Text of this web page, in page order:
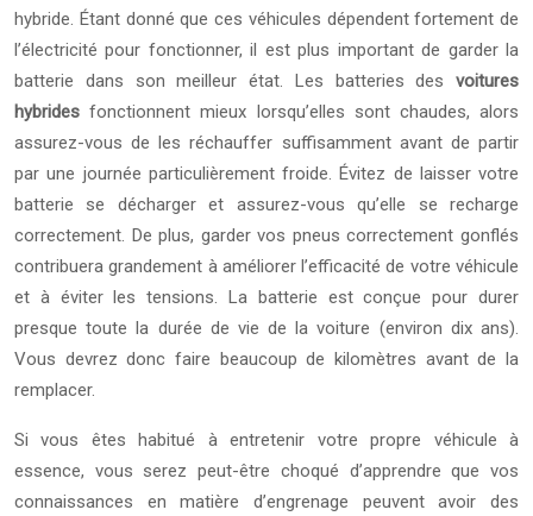
hybride. Étant donné que ces véhicules dépendent fortement de
l’électricité pour fonctionner, il est plus important de garder la
batterie dans son meilleur état. Les batteries des voitures
hybrides fonctionnent mieux lorsqu’elles sont chaudes, alors
assurez-vous de les réchauffer suffisamment avant de partir
par une journée particulièrement froide. Évitez de laisser votre
batterie se décharger et assurez-vous qu’elle se recharge
correctement. De plus, garder vos pneus correctement gonflés
contribuera grandement à améliorer l’efficacité de votre véhicule
et à éviter les tensions. La batterie est conçue pour durer
presque toute la durée de vie de la voiture (environ dix ans).
Vous devrez donc faire beaucoup de kilomètres avant de la
remplacer.
Si vous êtes habitué à entretenir votre propre véhicule à
essence, vous serez peut-être choqué d’apprendre que vos
connaissances en matière d’engrenage peuvent avoir des